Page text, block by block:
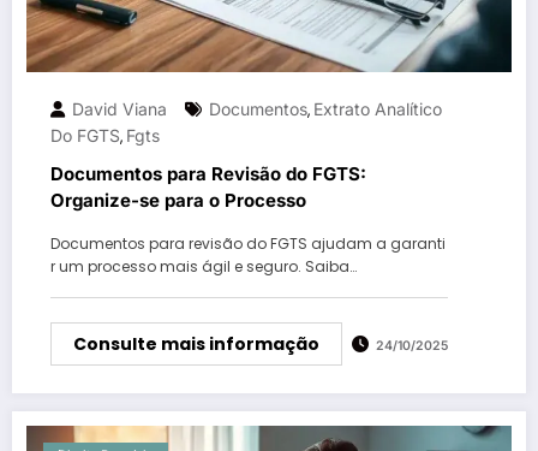
David Viana Documentos, Extrato Analítico
Do FGTS, Fgts
Documentos para Revisão do FGTS:
Organize-se para o Processo
Documentos para revisão do FGTS ajudam a garanti
r um processo mais ágil e seguro. Saiba…
Consulte mais informação 24/10/2025